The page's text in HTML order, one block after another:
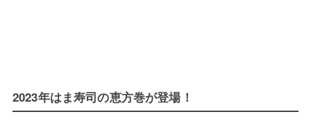
2023年はま寿司の恵方巻が登場！